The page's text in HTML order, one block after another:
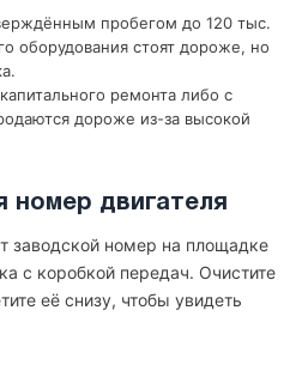
пробегом до 120 тыс.
оборудования стоят дороже, но
ремонта либо с
дороже из-за высокой
номер двигателя
заводской номер на площадке
с коробкой передач. Очистите
её снизу, чтобы увидеть